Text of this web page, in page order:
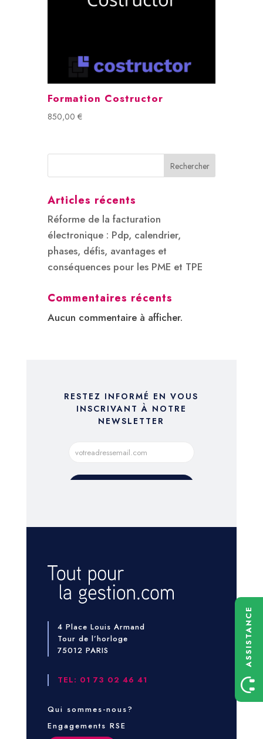
Formation Costructor
850,00 €
Rechercher
Articles récents
Réforme de la facturation
électronique : Pdp, calendrier,
phases, défis, avantages et
conséquences pour les PME et TPE
Commentaires récents
Aucun commentaire à afficher.
RESTEZ INFORMÉ EN VOUS
INSCRIVANT À NOTRE
NEWSLETTER
4 Place Louis Armand
Tour de l’horloge
75012 PARIS
TEL: 01 73 02 46 41
Qui sommes-nous?
Engagements RSE
ASSISTANCE